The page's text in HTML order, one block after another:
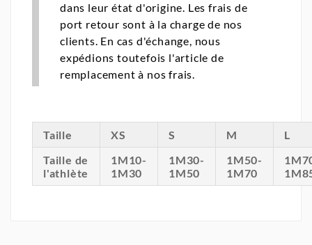
dans leur état d'origine. Les frais de
port retour sont à la charge de nos
clients. En cas d'échange, nous
expédions toutefois l'article de
remplacement à nos frais.
Taille XS S M
L
Taille de
l'athlète
1M10-
1M30
1M30-
1M50
1M50-
1M70